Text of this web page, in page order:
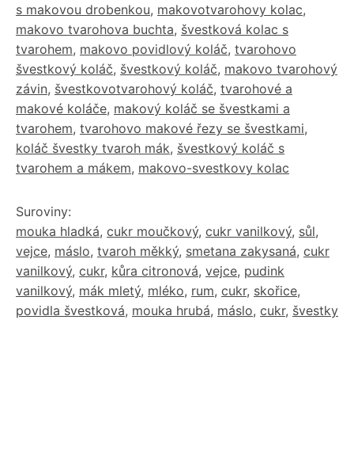
s makovou drobenkou, makovotvarohovy kolac,
makovo tvarohova buchta, švestková kolac s
tvarohem, makovo povidlový koláč, tvarohovo
švestkový koláč, švestkový koláč, makovo tvarohový
závin, švestkovotvarohový koláč, tvarohové a
makové koláče, makový koláč se švestkami a
tvarohem, tvarohovo makové řezy se švestkami,
koláč švestky tvaroh mák, švestkový koláč s
tvarohem a mákem, makovo-svestkovy kolac
Suroviny:
mouka hladká, cukr moučkový, cukr vanilkový, sůl,
vejce, máslo, tvaroh měkký, smetana zakysaná, cukr
vanilkový, cukr, kůra citronová, vejce, pudink
vanilkový, mák mletý, mléko, rum, cukr, skořice,
povidla švestková, mouka hrubá, máslo, cukr, švestky